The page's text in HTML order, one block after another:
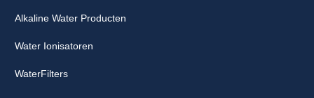
Alkaline Water Producten
Water Ionisatoren
WaterFilters